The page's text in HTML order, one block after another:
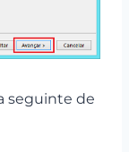
seguinte de